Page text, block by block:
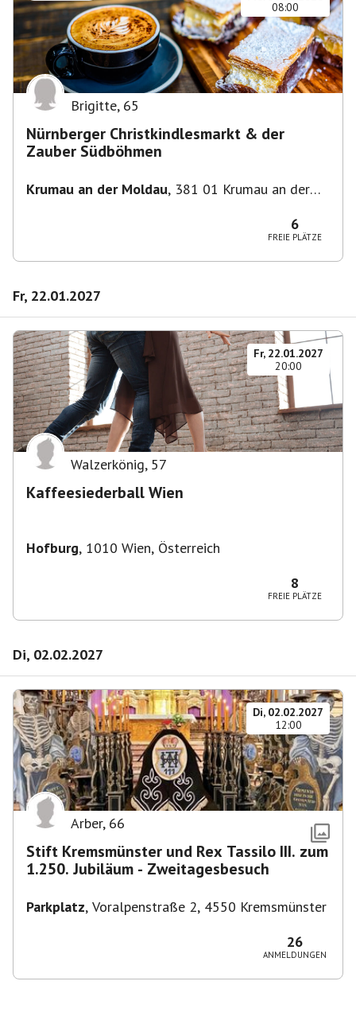
08:00
Brigitte, 65
Nürnberger Christkindlesmarkt & der
Zauber Südböhmen
Krumau an der Moldau, 381 01 Krumau an der
6
FREIE PLÄTZE
Fr, 22.01.2027
Fr, 22.01.2027
20:00
Walzerkönig, 57
Kaffeesiederball Wien
Hofburg, 1010 Wien, Österreich
8
FREIE PLÄTZE
Di, 02.02.2027
Di, 02.02.2027
12:00
Arber, 66
Stift Kremsmünster und Rex Tassilo III. zum
1.250. Jubiläum - Zweitagesbesuch
Parkplatz, Voralpenstraße 2, 4550 Kremsmünster
26
ANMELDUNGEN